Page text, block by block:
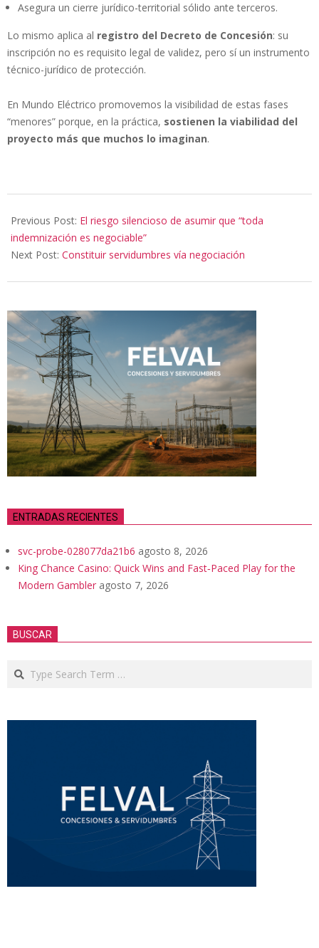
Asegura un cierre jurídico-territorial sólido ante terceros.
Lo mismo aplica al registro del Decreto de Concesión: su
inscripción no es requisito legal de validez, pero sí un instrumento
técnico-jurídico de protección.
En Mundo Eléctrico promovemos la visibilidad de estas fases
“menores” porque, en la práctica, sostienen la viabilidad del
proyecto más que muchos lo imaginan.
06-
23
Previous Post: El riesgo silencioso de asumir que “toda
indemnización es negociable”
Next Post: Constituir servidumbres vía negociación
ENTRADAS RECIENTES
svc-probe-028077da21b6 agosto 8, 2026
King Chance Casino: Quick Wins and Fast‑Paced Play for the
Modern Gambler agosto 7, 2026
BUSCAR
Search